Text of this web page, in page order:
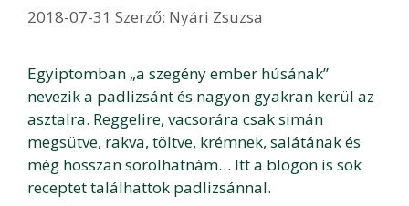
2018-07-31 Szerző: Nyári Zsuzsa
Egyiptomban „a szegény ember húsának”
nevezik a padlizsánt és nagyon gyakran kerül az
asztalra. Reggelire, vacsorára csak simán
megsütve, rakva, töltve, krémnek, salátának és
még hosszan sorolhatnám… Itt a blogon is sok
receptet találhattok padlizsánnal.